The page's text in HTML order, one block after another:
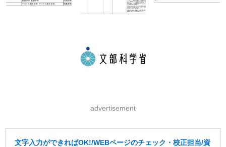
advertisement
文字入力ができればOK!/WEBページのチェック・校正担当/資